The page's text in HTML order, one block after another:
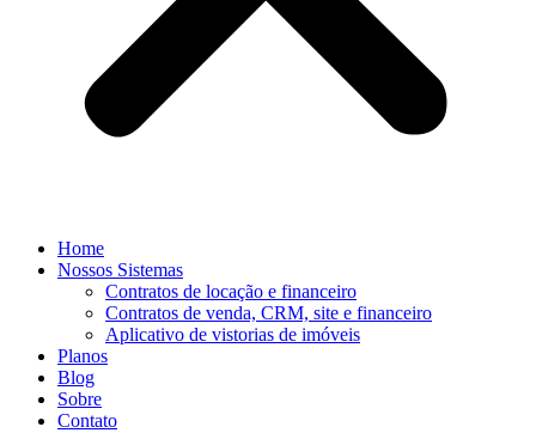
Home
Nossos Sistemas
Contratos de locação e financeiro
Contratos de venda, CRM, site e financeiro
Aplicativo de vistorias de imóveis
Planos
Blog
Sobre
Contato